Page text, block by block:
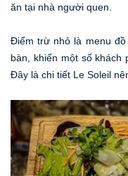
ăn tại nhà người quen.
Điểm trừ nhỏ là menu
bàn, khiến một số khách
Đây là chi tiết Le Soleil